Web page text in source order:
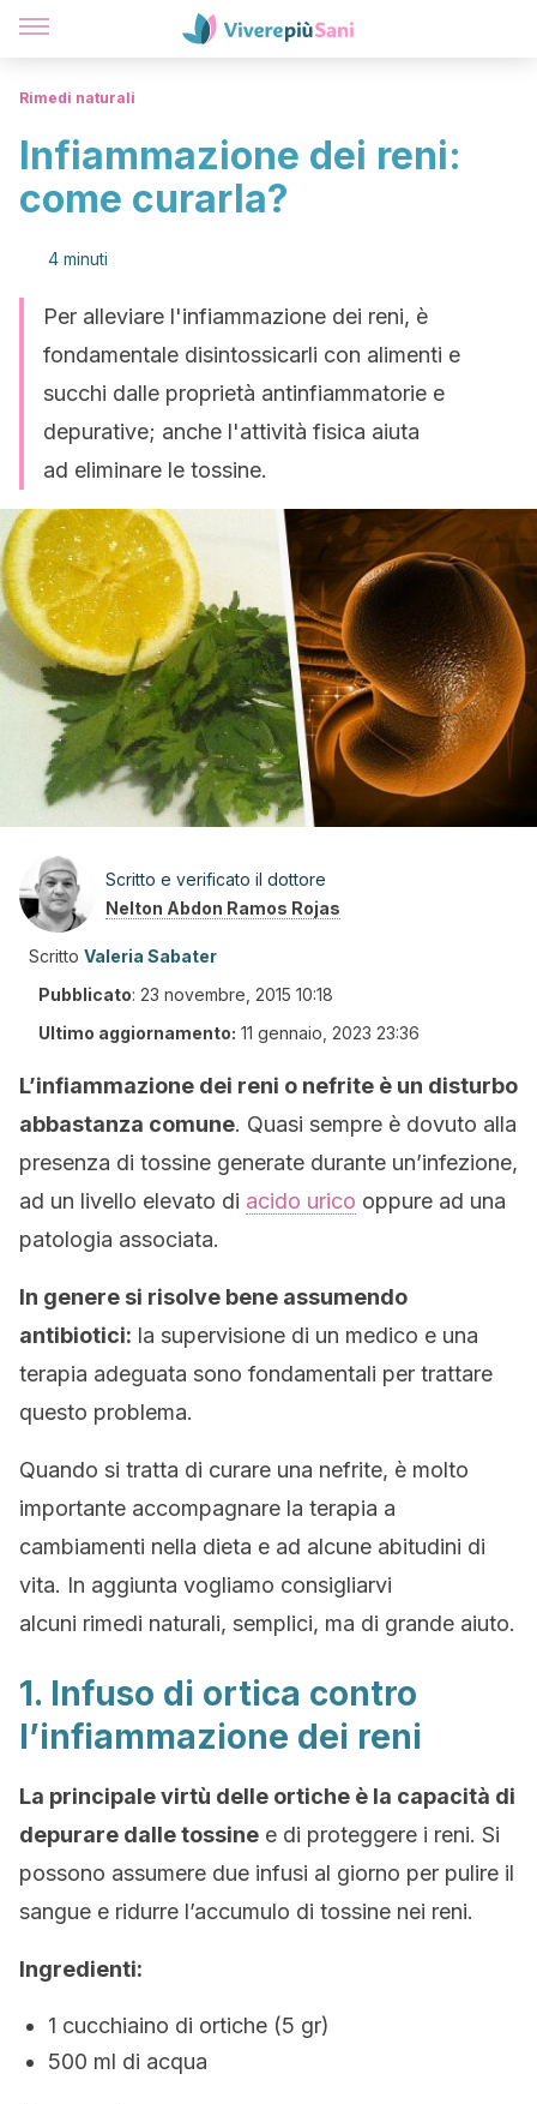
Rimedi naturali
Infiammazione dei reni:
come curarla?
4 minuti
Per alleviare l'infiammazione dei reni, è
fondamentale disintossicarli con alimenti e
succhi dalle proprietà antinfiammatorie e
depurative; anche l'attività fisica aiuta
ad eliminare le tossine.
Scritto e verificato il dottore
Nelton Abdon Ramos Rojas
Scritto Valeria Sabater
Pubblicato: 23 novembre, 2015 10:18
Ultimo aggiornamento: 11 gennaio, 2023 23:36
L’infiammazione dei reni o nefrite è un disturbo
abbastanza comune. Quasi sempre è dovuto alla
presenza di tossine generate durante un’infezione,
ad un livello elevato di acido urico oppure ad una
patologia associata.
In genere si risolve bene assumendo
antibiotici: la supervisione di un medico e una
terapia adeguata sono fondamentali per trattare
questo problema.
Quando si tratta di curare una nefrite, è molto
importante accompagnare la terapia a
cambiamenti nella dieta e ad alcune abitudini di
vita. In aggiunta vogliamo consigliarvi
alcuni rimedi naturali, semplici, ma di grande aiuto.
1. Infuso di ortica contro
l’infiammazione dei reni
La principale virtù delle ortiche è la capacità di
depurare dalle tossine e di proteggere i reni. Si
possono assumere due infusi al giorno per pulire il
sangue e ridurre l’accumulo di tossine nei reni.
Ingredienti:
1 cucchiaino di ortiche (5 gr)
500 ml di acqua